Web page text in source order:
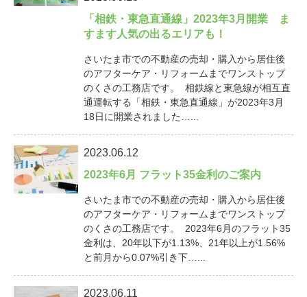
「相鉄・東急直通線」2023年3月開業 ま
すます人気の出るエリアも！
さいたま市での不動産の売却・購入から居住後
のアフターケア・リフォームまでワンストップ
のくさの工務店です。 相鉄線と東急線が相互直
通運転する「相鉄・東急直通線」が2023年3月
18日に開業されました…...
2023.06.12
2023年6月 フラット35金利のご案内
さいたま市での不動産の売却・購入から居住後
のアフターケア・リフォームまでワンストップ
のくさの工務店です。 2023年6月のフラット35
金利は、20年以下が1.13%、21年以上が1.56%
と前月から0.07%引き下…...
2023.06.11